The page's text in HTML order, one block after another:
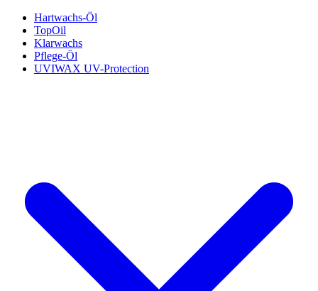
Hartwachs-Öl
TopOil
Klarwachs
Pflege-Öl
UVIWAX UV-Protection